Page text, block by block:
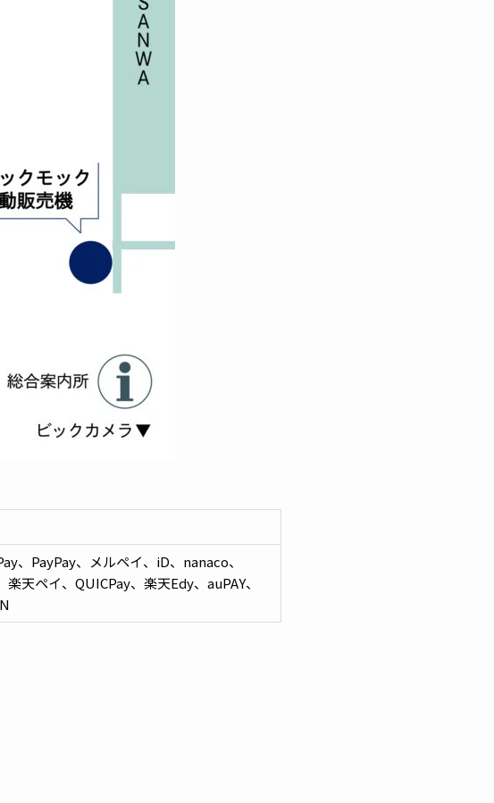
、PayPay、メルペイ、iD、nanaco、
楽天ペイ、QUICPay、楽天Edy、auPAY、